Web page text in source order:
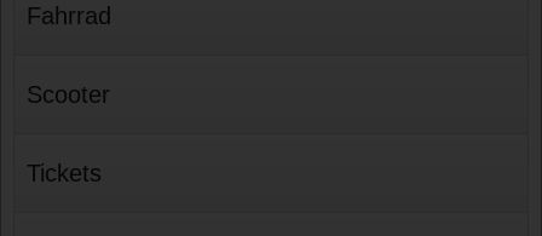
Fahrrad
Scooter
Tickets